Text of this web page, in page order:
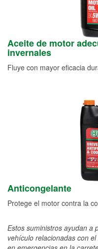
Aceite de motor
invernales
Fluye con mayor eficacia
Anticongelante
Protege el motor contra la
Estos suministros ayudan a
vehículo relacionadas con